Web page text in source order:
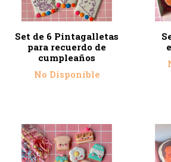
Set de 6 Pintagalletas
para recuerdo de
cumpleaños
No Disponible